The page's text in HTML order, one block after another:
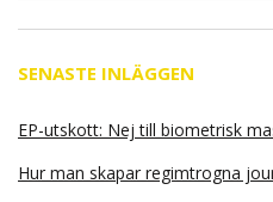
SENASTE INLÄGGEN
EP-utskott: Nej till biometrisk
Hur man skapar regimtrogna